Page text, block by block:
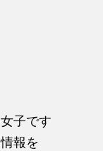
子です
報を